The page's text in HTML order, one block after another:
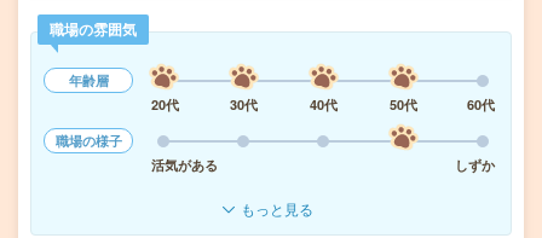
職場の雰囲気
年齢層
20代
30代 40代 50代
60代
職場の様子
活気がある
しずか
もっと見る